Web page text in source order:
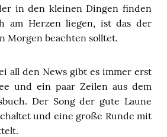
in den kleinen Dingen finden
am Herzen liegen, ist das der
Morgen beachten solltet.
all den News gibt es immer erst
und ein paar Zeilen aus dem
Der Song der gute Laune
und eine große Runde mit